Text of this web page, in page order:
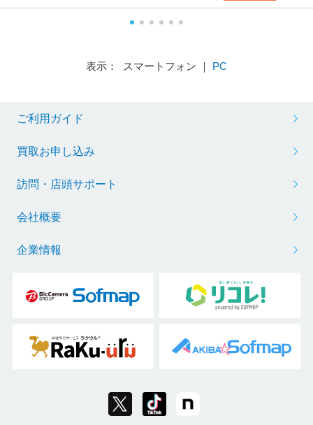
表示： スマートフォン ｜ PC
ご利用ガイド
買取お申し込み
訪問・店頭サポート
会社概要
企業情報